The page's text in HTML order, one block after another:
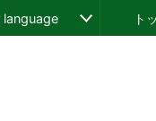
language ト